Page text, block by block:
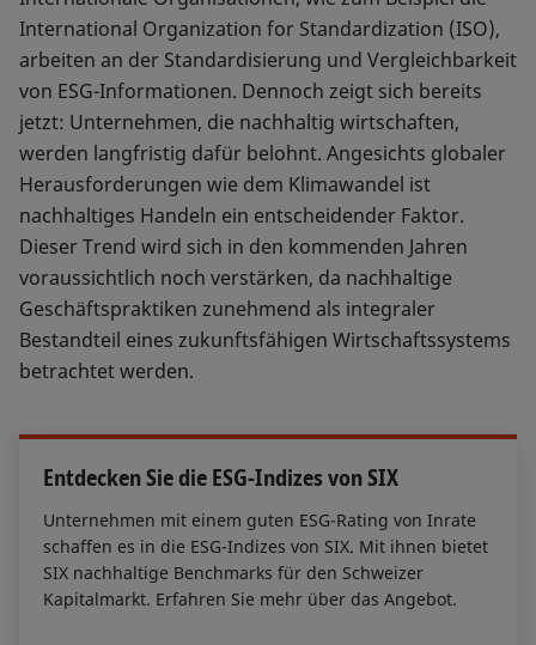
International Organization for Standardization (ISO),
arbeiten an der Standardisierung und Vergleichbarkeit
von ESG-Informationen. Dennoch zeigt sich bereits
jetzt: Unternehmen, die nachhaltig wirtschaften,
werden langfristig dafür belohnt. Angesichts globaler
Herausforderungen wie dem Klimawandel ist
nachhaltiges Handeln ein entscheidender Faktor.
Dieser Trend wird sich in den kommenden Jahren
voraussichtlich noch verstärken, da nachhaltige
Geschäftspraktiken zunehmend als integraler
Bestandteil eines zukunftsfähigen Wirtschaftssystems
betrachtet werden.
Entdecken Sie die ESG-Indizes von SIX
Unternehmen mit einem guten ESG-Rating von Inrate
schaffen es in die ESG-Indizes von SIX. Mit ihnen bietet
SIX nachhaltige Benchmarks für den Schweizer
Kapitalmarkt. Erfahren Sie mehr über das Angebot.